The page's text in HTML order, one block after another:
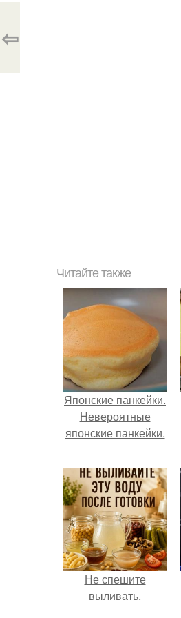
⇦
Читайте также
Японские панкейки.
Невероятные
японские панкейки.
Не спешите
выливать.